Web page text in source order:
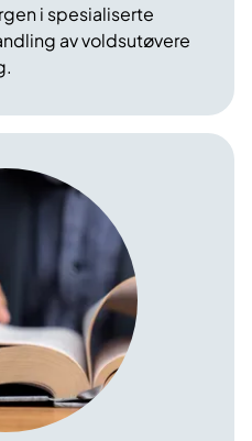
i spesialiserte
av voldsutøvere